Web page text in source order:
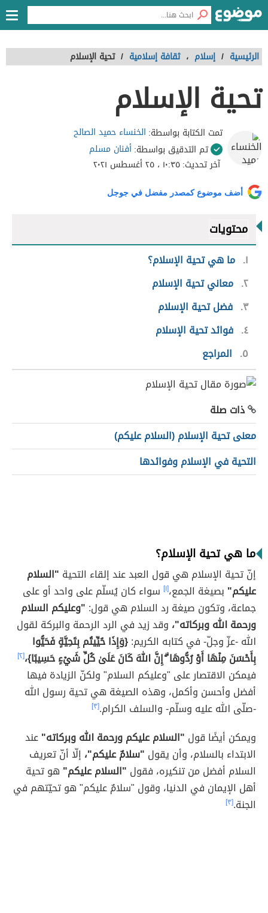
الرئيسية / إسلام ، ثقافة إسلامية / تحية الإسلام
تحية الإسلام
تمت الكتابة بواسطة: الخنساء حميد الصالح
تم التدقيق بواسطة:أفنان مسلم
آخر تحديث:١٠:٣٥ ، ٢٥ أغسطس ٢٠٢١
أضف موضوع كمصدر مفضل في جوجل
محتويات
١ ما هي تحية الإسلام؟
٢ معاني تحية الإسلام
٣ فضل تحية الإسلام
٤ فوائد تحية الإسلام
٥
المراجع
ذات صلة
معنى تحية الإسلام (السلام عليكم)
التحية في الإسلام وفوائدها
ما هي تحية الإسلام؟
إنّ تحية الإسلام هي قول العبد عند إلقاء التحية "السلام
عليكم" بصيغة الجمع،[١] سواء كان يُسلّم على واحد أو على
جماعة، وتكون صيغة رد السلام هي قول: "وعليكم السلام
ورحمة الله وبركاته"، وقد زيد في الرد الرحمة والبركة لقول
الله -عزّ وجلّ- في كتابه الكريم:{وَإِذَا حُيِّيتُم بِتَحِيَّةٍ فَحَيُّوا
بِأَحْسَنَ مِنْهَا أَوْ رُدُّوهَا ۗ إِنَّ اللهَ كَانَ عَلَىٰ كُلِّ شَيْءٍ حَسِيبًا}،[٢]
فيمكن الاقتصار على "وعليكم السلام" ولكنّ الزيادة فيها
أفضل وأحسن وأكمل، وهذه الصيغة هي تحية رسول الله
-صلّى الله عليه وسلّم- والسلف الكرام.[٣]
ويمكن أيضًا قول "السلام عليكم ورحمة الله وبركاته"عند
الابتداء بالسلام، وأن يقول "سلامٌ عليكم"، إلّا أنّ تعريف
السلام أفضل من تنكيره، فقول "السلام عليكم" هو تحية
أهل الإيمان في الدنيا، وقول "سلامٌ عليكم" هو تحيّتهم في
الجنة.[٣]